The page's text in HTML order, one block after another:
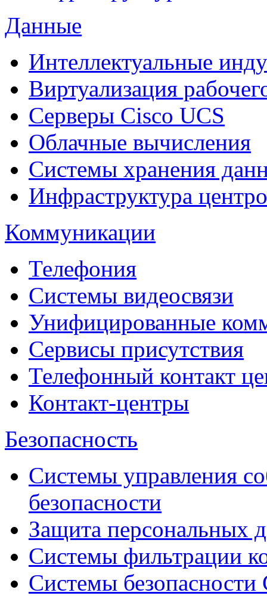
Данные
Интеллектуальные
Виртуализация
Cерверы Cisco UCS
Облачные вычисления
Системы хранения
Инфраструктура
Коммуникации
Телефония
Системы видеосвязи
Унифицированные
Сервисы присутствия
Телефонный контакт
Контакт-центры
Безопасность
Системы управления
безопасности
Защита персональных
Системы фильтрации
Системы безопасности